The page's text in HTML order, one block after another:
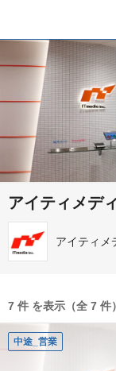
アイティメデ
アイティメ
7 件 を表示（全 7 件）
中途_営業